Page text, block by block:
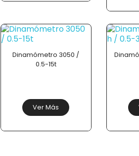
Dinamómetro 3050 /
0.5-15t
Ver Más